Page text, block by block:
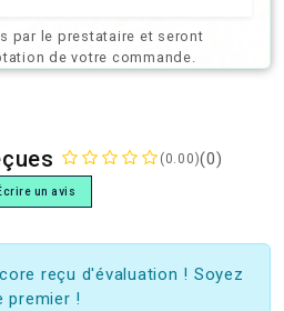
par le prestataire et seront
de votre commande.
(0.00)(0)
un avis
reçu d'évaluation ! Soyez
premier !